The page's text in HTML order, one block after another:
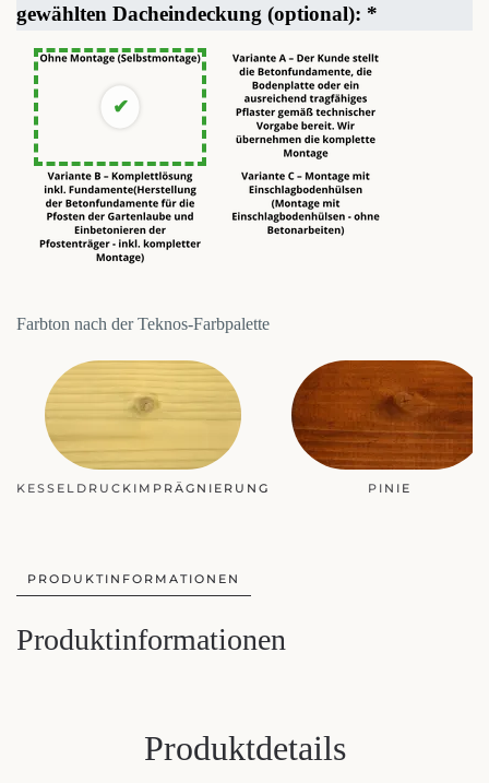
gewählten Dacheindeckung (optional): *
Farbton nach der Teknos-Farbpalette
PINIE
MAHAGONI
PRODUKTINFORMATIONEN
Produktinformationen
Produktdetails